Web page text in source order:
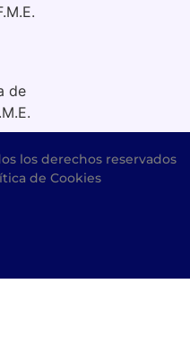
los derechos reservados
de Cookies